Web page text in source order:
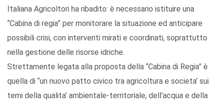
Italiana Agricoltori ha ribadito: è necessario istituire una
“Cabina di regia” per monitorare la situazione ed anticipare
possibili crisi, con interventi mirati e coordinati, soprattutto
nella gestione delle risorse idriche.
Strettamente legata alla proposta della “Cabina di Regia” è
quella di “un nuovo patto civico tra agricoltura e societa’ sui
temi della qualita’ ambientale-territoriale, dell’acqua e della